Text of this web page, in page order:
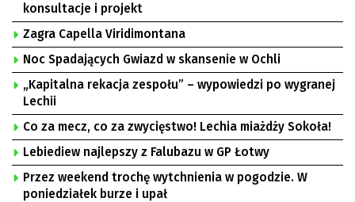
konsultacje i projekt
Zagra Capella Viridimontana
Noc Spadających Gwiazd w skansenie w Ochli
„Kapitalna rekacja zespołu” – wypowiedzi po wygranej
Lechii
Co za mecz, co za zwycięstwo! Lechia miażdży Sokoła!
Lebiediew najlepszy z Falubazu w GP Łotwy
Przez weekend trochę wytchnienia w pogodzie. W
poniedziałek burze i upał